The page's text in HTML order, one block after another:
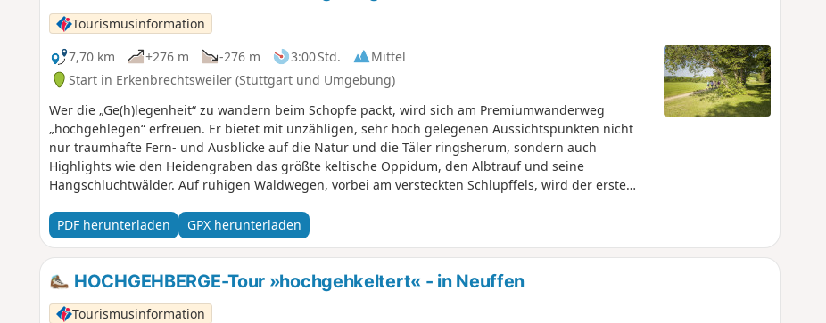
eine der größten Festungsanlagen Süddeutschlands, ist immer einen Abstecher wert.
Tourismusinformation
7,70 km
+276 m -276 m 3:00 Std.
Mittel
Start in Erkenbrechtsweiler (Stuttgart und Umgebung)
Wer die „Ge(h)legenheit“ zu wandern beim Schopfe packt, wird sich am Premiumwanderweg
„hochgehlegen“ erfreuen. Er bietet mit unzähligen, sehr hoch gelegenen Aussichtspunkten nicht
nur traumhafte Fern- und Ausblicke auf die Natur und die Täler ringsherum, sondern auch
Highlights wie den Heidengraben das größte keltische Oppidum, den Albtrauf und seine
Hangschluchtwälder. Auf ruhigen Waldwegen, vorbei am versteckten Schlupffels, wird der erste
Ausblick auf den Hohenneuffen, bis nach Stuttgart und manchmal sogar bis zum Schwarzwald und
den Vogesen. Bergab geht es in Richtung Freilichtmuseum Beuren. Zurück auf der Albhochfläche
beim „Brucker Fels“ kann man noch eine weitere unvergessliche Aussicht auf die markante Burg
Teck und ins Lenninger Tal genießen. Und ehe man sich‘s versieht, führt der historische
Heidengraben einen auch schon wieder zurück zum Anfangspunkt der vielseitigen Tour.
PDF herunterladen GPX herunterladen
HOCHGEHBERGE-Tour »hochgehkeltert« - in Neuffen
Tourismusinformation